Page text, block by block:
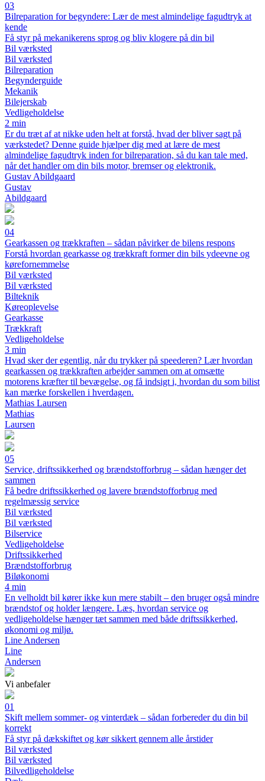
03
Bilreparation for begyndere: Lær de mest almindelige fagudtryk at
kende
Få styr på mekanikerens sprog og bliv klogere på din bil
Bil værksted
Bil værksted
Bilreparation
Begynderguide
Mekanik
Bilejerskab
Vedligeholdelse
2 min
Er du træt af at nikke uden helt at forstå, hvad der bliver sagt på
værkstedet? Denne guide hjælper dig med at lære de mest
almindelige fagudtryk inden for bilreparation, så du kan tale med,
når det handler om din bils motor, bremser og elektronik.
Gustav Abildgaard
Gustav
Abildgaard
04
Gearkassen og trækkraften – sådan påvirker de bilens respons
Forstå hvordan gearkasse og trækkraft former din bils ydeevne og
kørefornemmelse
Bil værksted
Bil værksted
Bilteknik
Køreoplevelse
Gearkasse
Trækkraft
Vedligeholdelse
3 min
Hvad sker der egentlig, når du trykker på speederen? Lær hvordan
gearkassen og trækkraften arbejder sammen om at omsætte
motorens kræfter til bevægelse, og få indsigt i, hvordan du som bilist
kan mærke forskellen i hverdagen.
Mathias Laursen
Mathias
Laursen
05
Service, driftssikkerhed og brændstofforbrug – sådan hænger det
sammen
Få bedre driftssikkerhed og lavere brændstofforbrug med
regelmæssig service
Bil værksted
Bil værksted
Bilservice
Vedligeholdelse
Driftssikkerhed
Brændstofforbrug
Biløkonomi
4 min
En velholdt bil kører ikke kun mere stabilt – den bruger også mindre
brændstof og holder længere. Læs, hvordan service og
vedligeholdelse hænger tæt sammen med både driftssikkerhed,
økonomi og miljø.
Line Andersen
Line
Andersen
Vi anbefaler
01
Skift mellem sommer- og vinterdæk – sådan forbereder du din bil
korrekt
Få styr på dækskiftet og kør sikkert gennem alle årstider
Bil værksted
Bil værksted
Bilvedligeholdelse